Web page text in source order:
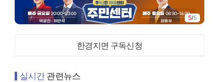
1/5
한경지면 구독신청
실시간관련뉴스